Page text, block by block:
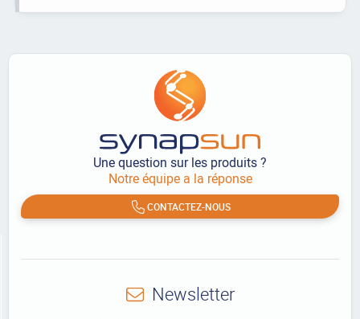
Une question sur les produits ?
Notre équipe a la réponse
CONTACTEZ-NOUS
Newsletter